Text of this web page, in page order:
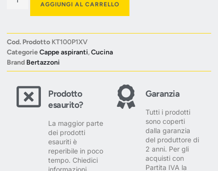
AGGIUNGI AL CARRELLO
Cod. Prodotto KT100P1XV
CategorieCappe aspiranti,Cucina
Brand Bertazzoni
Prodotto
esaurito?
La maggior parte
dei prodotti
esauriti è
reperibile in poco
tempo. Chiedici
Garanzia
Tutti i prodotti
sono coperti
dalla garanzia
del produttore di
2 anni. Per gli
acquisti con
Partita IVA la